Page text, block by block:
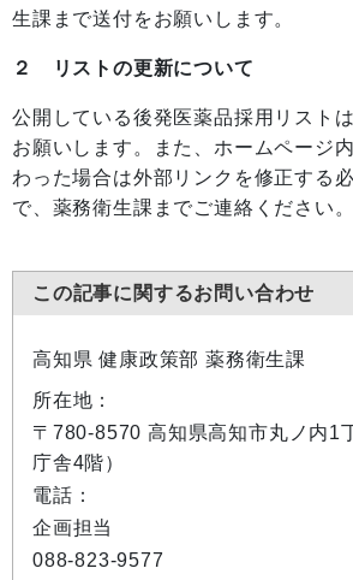
生課まで送付をお願いします。
２ リストの更新について
公開している後発医薬品採用リスト
お願いします。また、ホームページ
わった場合は外部リンクを修正する
で、薬務衛生課までご連絡ください。
この記事に関するお問い合わせ
高知県 健康政策部 薬務衛生課
所在地：
〒780-8570 高知県高知市丸ノ内1
庁舎4階）
電話：
企画担当
088-823-9577